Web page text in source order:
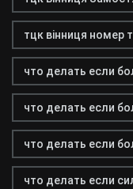
тцк вінниця номер
что делать если
что делать если
что делать если
что делать если